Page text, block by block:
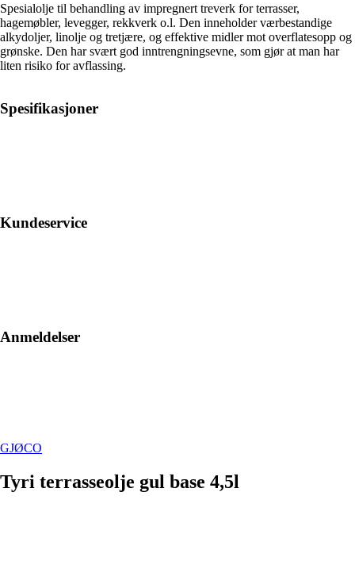
Spesialolje til behandling av impregnert treverk for terrasser,
hagemøbler, levegger, rekkverk o.l. Den inneholder værbestandige
alkydoljer, linolje og tretjære, og effektive midler mot overflatesopp og
grønske. Den har svært god inntrengningsevne, som gjør at man har
liten risiko for avflassing.
Spesifikasjoner
Kundeservice
Anmeldelser
GJØCO
Tyri terrasseolje gul base 4,5l